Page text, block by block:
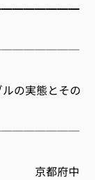
の実態とその
中